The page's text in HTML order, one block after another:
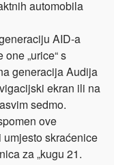
automobila
AID-a
„urice“ s
generacija Audija
ekran ili na
sedmo.
ove
skraćenice
za „kugu 21.